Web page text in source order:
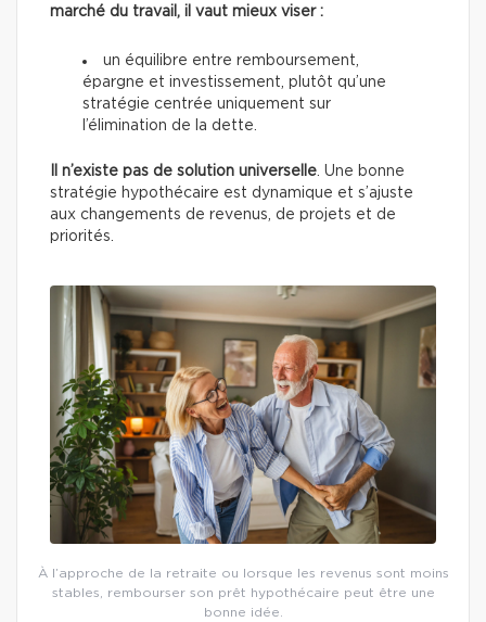
marché du travail, il vaut mieux viser :
un équilibre entre remboursement,
épargne et investissement, plutôt qu’une
stratégie centrée uniquement sur
l’élimination de la dette.
Il n’existe pas de solution universelle. Une bonne
stratégie hypothécaire est dynamique et s’ajuste
aux changements de revenus, de projets et de
priorités.
À l’approche de la retraite ou lorsque les revenus sont moins
stables, rembourser son prêt hypothécaire peut être une
bonne idée.